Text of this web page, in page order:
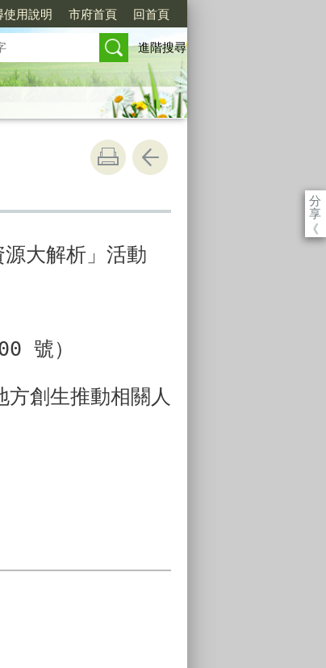
使用說明 市府首頁 回首頁
進階搜尋
分
享
《
大解析」活動
號）
創生推動相關人